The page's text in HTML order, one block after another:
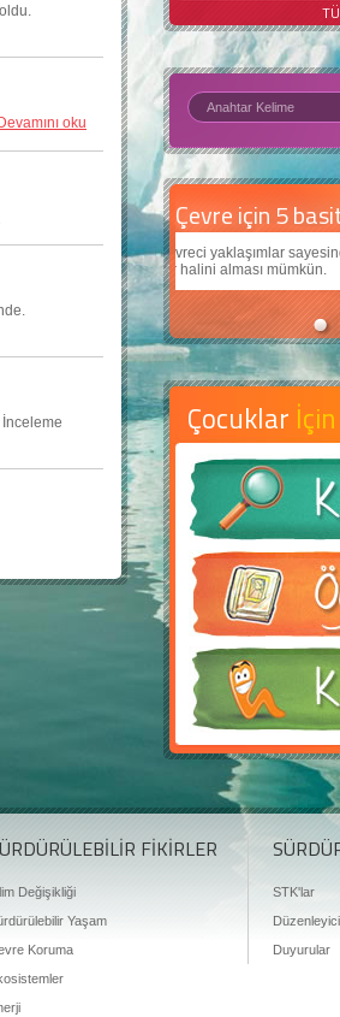
oldu.
Devamını oku
İnceleme
Çevre için 5 basit öneri
dünyanın daha iyi bir
Daha iyi bir
Çocuklarımıza daha
teknolojiden nasıl
Çocuklar İçin
FİKİRLER
Değişikliği
Yaşam
Koruma
STK'lar
Duyurular